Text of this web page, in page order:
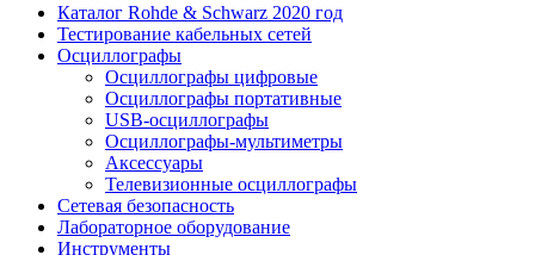
Каталог Rohde & Schwarz 2020 год
Тестирование кабельных сетей
Осциллографы
Осциллографы цифровые
Осциллографы портативные
USB-осциллографы
Осциллографы-мультиметры
Аксессуары
Телевизионные осциллографы
Сетевая безопасность
Лабораторное оборудование
Инструменты